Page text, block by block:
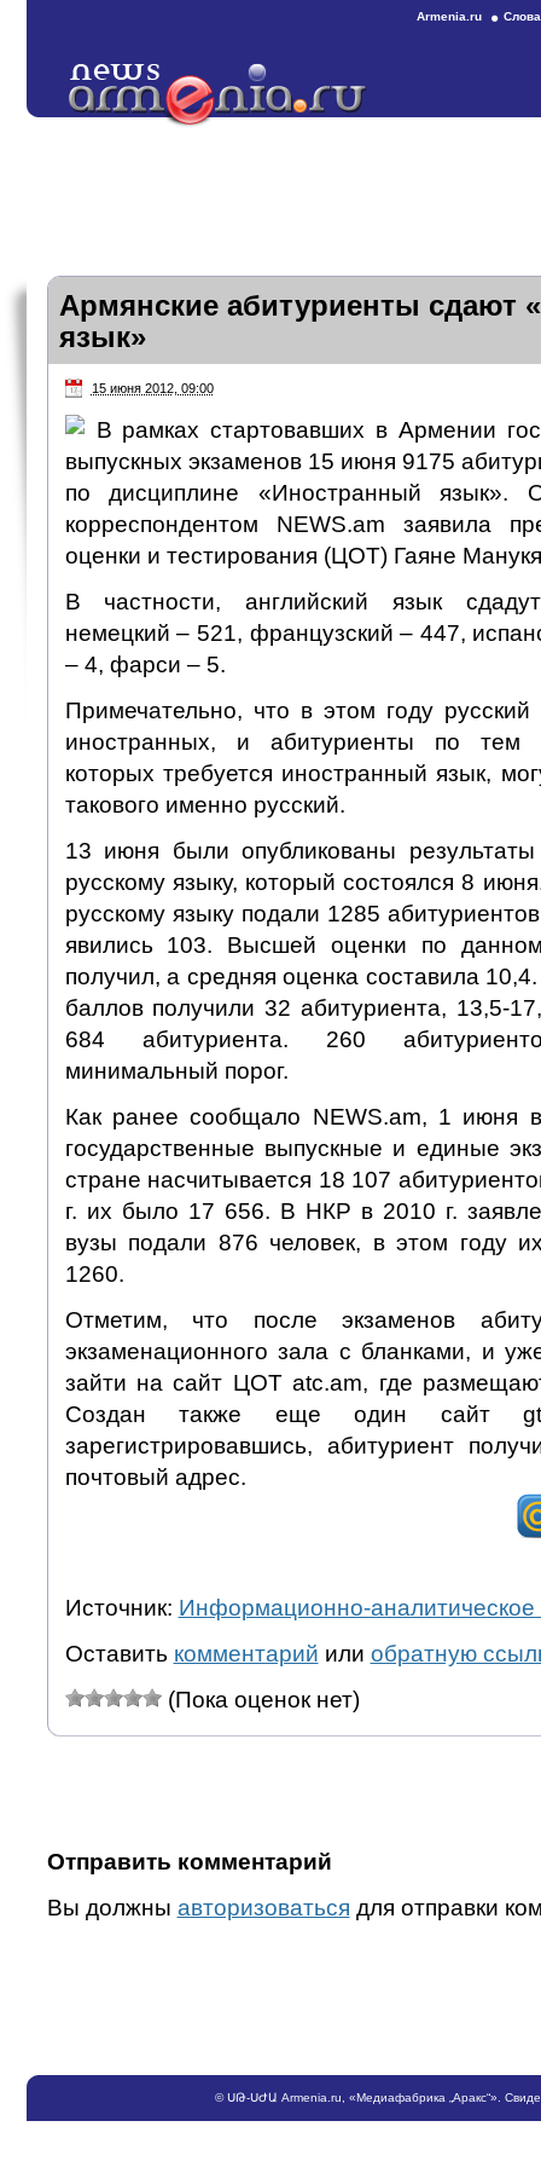
Armenia.ru
Армянские абитуриенты сдают
язык»
15 июня 2012, 09:00
В рамках стартовавших в Армении
выпускных экзаменов 15 июня 9175
по дисциплине «Иностранный
корреспондентом NEWS.am заявила
оценки и тестирования (ЦОТ) Гаяне
В частности, английский язык
немецкий – 521, французский – 447,
– 4, фарси – 5.
Примечательно, что в этом году
иностранных, и абитуриенты по тем
которых требуется иностранный язык,
такового именно русский.
13 июня были опубликованы
русскому языку, который состоялся 8
русскому языку подали 1285
явились 103. Высшей оценки по
получил, а средняя оценка составила
баллов получили 32 абитуриента, 13,5-
684 абитуриента. 260
минимальный порог.
Как ранее сообщало NEWS.am, 1 июня
государственные выпускные и единые
стране насчитывается 18 107
г. их было 17 656. В НКР в 2010 г.
вузы подали 876 человек, в этом году
1260.
Отметим, что после экзаменов
экзаменационного зала с бланками, и
зайти на сайт ЦОТ atc.am, где
Создан также еще один сайт
зарегистрировавшись, абитуриент
почтовый адрес.
Источник: Информационно-аналитическое
Оставить комментарий или обратную
(Пока оценок нет)
Отправить комментарий
Вы должны авторизоваться для отправки
©ՍԹ-ՍԺԱ Armenia.ru , «Медиафабрика „Аракс“».